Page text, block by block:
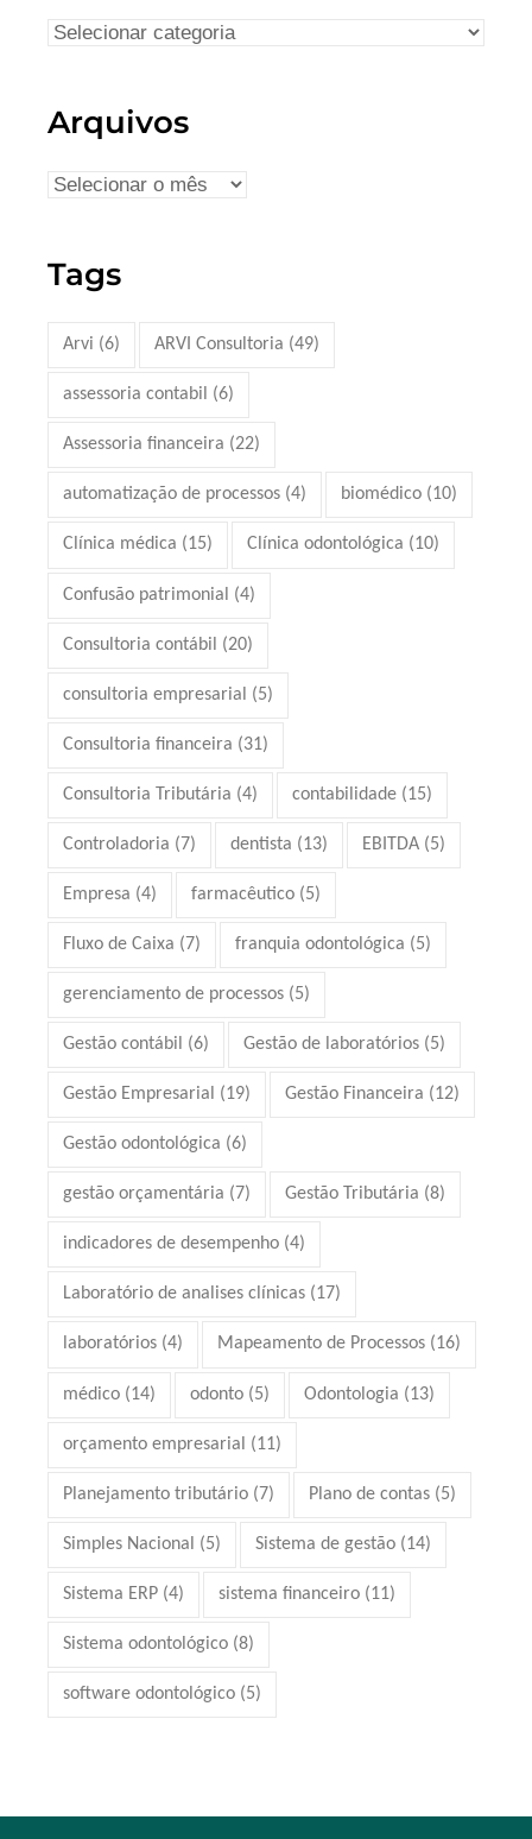
Arquivos
Tags
Arvi (6) ARVI Consultoria (49)
assessoria contabil (6)
Assessoria financeira (22)
automatização de processos (4) biomédico (10)
Clínica médica (15) Clínica odontológica (10)
Confusão patrimonial (4)
Consultoria contábil (20)
consultoria empresarial (5)
Consultoria financeira (31)
Consultoria Tributária (4) contabilidade (15)
Controladoria (7) dentista (13) EBITDA (5)
Empresa (4) farmacêutico (5)
Fluxo de Caixa (7) franquia odontológica (5)
gerenciamento de processos (5)
Gestão contábil (6) Gestão de laboratórios (5)
Gestão Empresarial (19) Gestão Financeira (12)
Gestão odontológica (6)
gestão orçamentária (7) Gestão Tributária (8)
indicadores de desempenho (4)
Laboratório de analises clínicas (17)
laboratórios (4) Mapeamento de Processos (16)
médico (14) odonto (5) Odontologia (13)
orçamento empresarial (11)
Planejamento tributário (7) Plano de contas (5)
Simples Nacional (5) Sistema de gestão (14)
Sistema ERP (4) sistema financeiro (11)
Sistema odontológico (8)
software odontológico (5)